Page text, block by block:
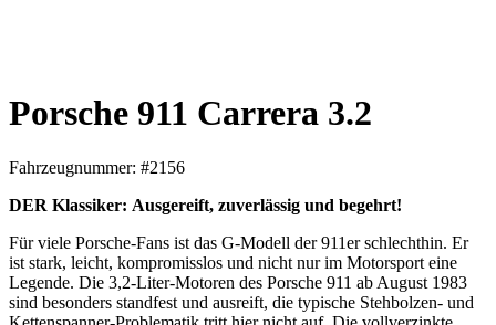
Porsche 911 Carrera 3.2
Fahrzeugnummer: #2156
DER Klassiker: Ausgereift, zuverlässig und begehrt!
Für viele Porsche-Fans ist das G-Modell der 911er schlechthin. Er
ist stark, leicht, kompromisslos und nicht nur im Motorsport eine
Legende. Die 3,2-Liter-Motoren des Porsche 911 ab August 1983
sind besonders standfest und ausreift, die typische Stehbolzen- und